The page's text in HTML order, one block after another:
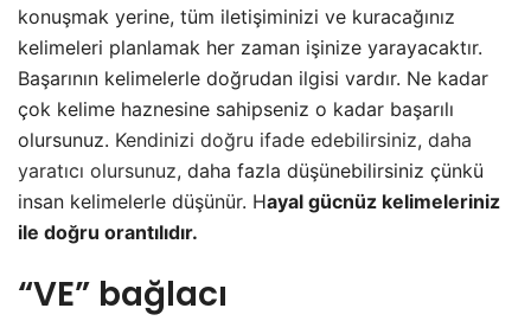
konuşmak yerine, tüm iletişiminizi ve kuracağınız
kelimeleri planlamak her zaman işinize yarayacaktır.
Başarının kelimelerle doğrudan ilgisi vardır. Ne kadar
çok kelime haznesine sahipseniz o kadar başarılı
olursunuz. Kendinizi doğru ifade edebilirsiniz, daha
yaratıcı olursunuz, daha fazla düşünebilirsiniz çünkü
insan kelimelerle düşünür. Hayal gücnüz kelimeleriniz
ile doğru orantılıdır.
“VE” bağlacı